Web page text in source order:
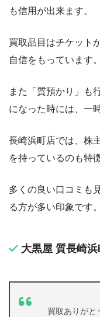
も信用が出来ます。
買取品目はチケット
自信をもっています。
また「質預かり」も
になった時には、一
長崎浜町店では、株
を持っているのも特
多くの良い口コミも
る方が多い印象です。
大黒屋 質長崎浜
買取ありがと